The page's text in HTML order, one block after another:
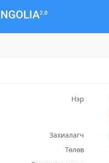
Нэр
Захиалагч
Төлөв